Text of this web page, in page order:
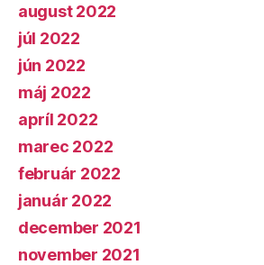
august 2022
júl 2022
jún 2022
máj 2022
apríl 2022
marec 2022
február 2022
január 2022
december 2021
november 2021